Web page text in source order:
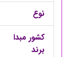
نوع
کشور مبدا
برند